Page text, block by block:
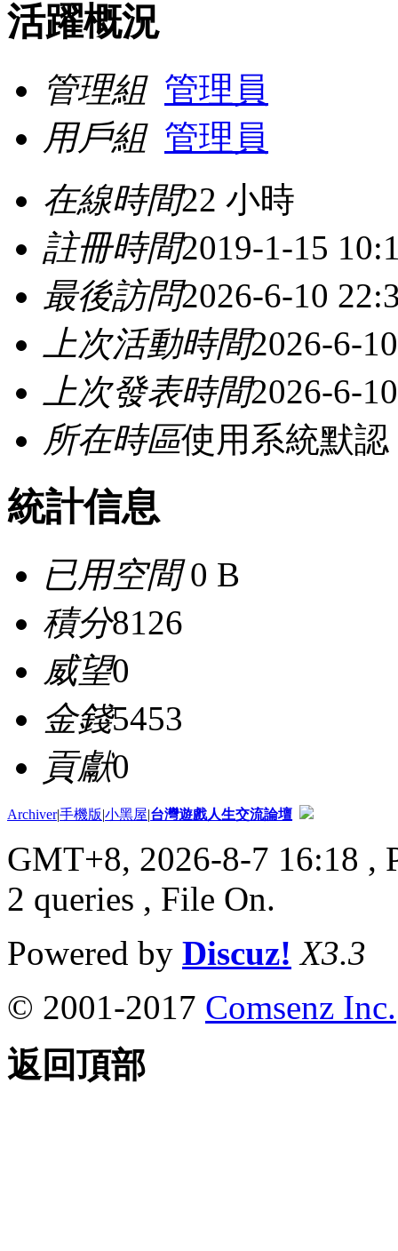
活躍概況
管理組 管理員
用戶組 管理員
在線時間22 小時
註冊時間2019-1-15
最後訪問2026-6-10
上次活動時間2026-6-
上次發表時間2026-6-
所在時區使用系統默認
統計信息
已用空間0 B
積分8126
威望0
金錢5453
貢獻0
Archiver|手機版|小黑屋|台灣遊戲人生交流論壇
GMT+8, 2026-8-7 16:18 ,
2 queries , File On.
Powered by Discuz! X3.3
© 2001-2017 Comsenz Inc.
返回頂部